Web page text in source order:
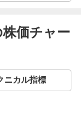
価チャー
ニカル指標